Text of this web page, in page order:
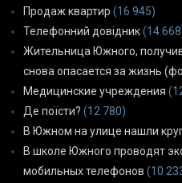
Продаж квартир (16 945)
Телефонний довідник(14
Жительница Южного,
снова опасается за жизнь
Медицинские учреждения
Де поїсти? (12 780)
В Южном на улице нашли
В школе Южного проводят
мобильных телефонов (10